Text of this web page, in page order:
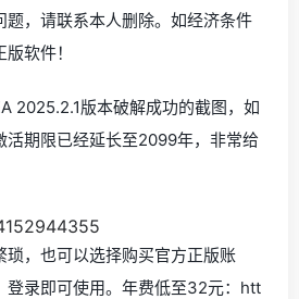
题，请联系本人删除。如经济条件
软件！
2025.2.1版本破解成功的截图，如
活期限已经延长至2099年，非常给
琐，也可以选择购买官方正版账
登录即可使用。年费低至32元：htt